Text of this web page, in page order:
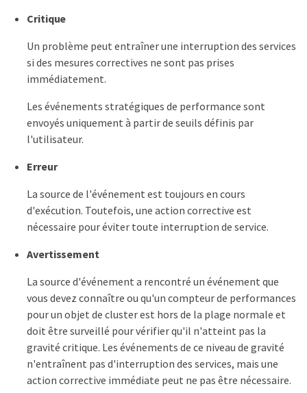
Critique
Un problème peut entraîner une interruption des services
si des mesures correctives ne sont pas prises
immédiatement.
Les événements stratégiques de performance sont
envoyés uniquement à partir de seuils définis par
l'utilisateur.
Erreur
La source de l'événement est toujours en cours
d'exécution. Toutefois, une action corrective est
nécessaire pour éviter toute interruption de service.
Avertissement
La source d'événement a rencontré un événement que
vous devez connaître ou qu'un compteur de performances
pour un objet de cluster est hors de la plage normale et
doit être surveillé pour vérifier qu'il n'atteint pas la
gravité critique. Les événements de ce niveau de gravité
n'entraînent pas d'interruption des services, mais une
action corrective immédiate peut ne pas être nécessaire.